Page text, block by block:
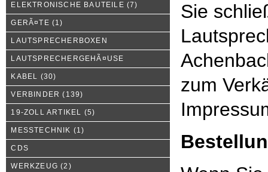
ELEKTRONISCHE BAUTEILE (7)
GERÃ¤TE (1)
LAUTSPRECHERBOXEN
LAUTSPRECHERGEHÃ¤USE
KABEL (30)
VERBINDER (139)
19-ZOLL ARTIKEL (5)
MESSTECHNIK (1)
CDS
WERKZEUG (2)
Sie
zum